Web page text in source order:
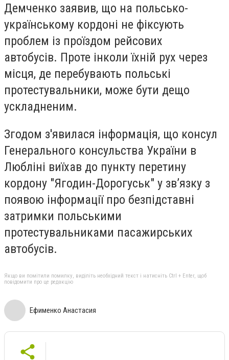
Демченко заявив, що на польсько-
українському кордоні не фіксують
проблем із проїздом рейсових
автобусів. Проте інколи їхній рух через
місця, де перебувають польські
протестувальники, може бути дещо
ускладненим.
Згодом з'явилася інформація, що консул
Генерального консульства України в
Любліні виїхав до пункту перетину
кордону "Ягодин-Дорогуськ" у звʼязку з
появою інформації про безпідставні
затримки польськими
протестувальниками пасажирських
автобусів.
Якщо ви помітили помилку, виділіть необхідний текст і натисніть Ctrl + Enter, щоб
повідомити про це редакцію
Ефименко Анастасия